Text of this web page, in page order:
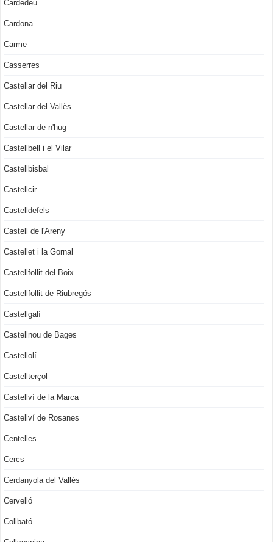
Cardedeu
Cardona
Carme
Casserres
Castellar del Riu
Castellar del Vallès
Castellar de n'hug
Castellbell i el Vilar
Castellbisbal
Castellcir
Castelldefels
Castell de l'Areny
Castellet i la Gornal
Castellfollit del Boix
Castellfollit de Riubregós
Castellgalí
Castellnou de Bages
Castellolí
Castellterçol
Castellví de la Marca
Castellví de Rosanes
Centelles
Cercs
Cerdanyola del Vallès
Cervelló
Collbató